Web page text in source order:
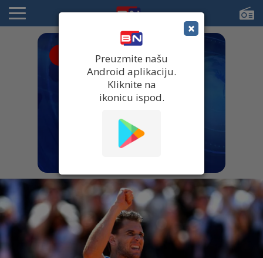
×
Preuzmite našu
Android aplikaciju.
Kliknite na
ikonicu ispod.